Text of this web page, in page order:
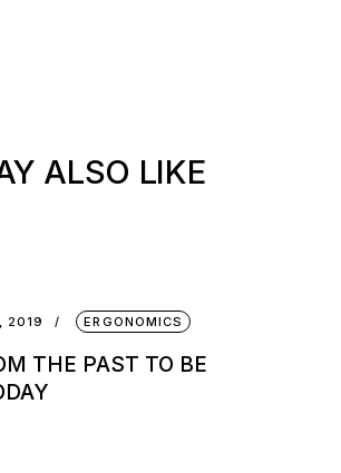
ALSO LIKE
2019 ERGONOMICS
THE PAST TO BE